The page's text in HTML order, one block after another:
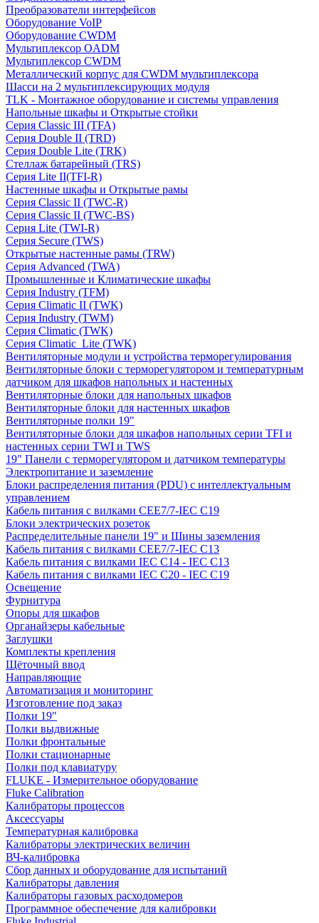
Преобразователи интерфейсов
Оборудование VoIP
Оборудование CWDM
Мультиплекcор OADM
Мультиплексор CWDM
Металлический корпус для CWDM мультиплексора
Шасси на 2 мультиплексирующих модуля
TLK - Монтажное оборудование и системы управления
Напольные шкафы и Открытые стойки
Серия Classic III (TFA)
Серия Double II (TRD)
Серия Double Lite (TRK)
Стеллаж батарейный (TRS)
Серия Lite II(TFI-R)
Настенные шкафы и Открытые рамы
Серия Classic II (TWC-R)
Серия Classic II (TWC-BS)
Серия Lite (TWI-R)
Серия Secure (TWS)
Открытые настенные рамы (TRW)
Серия Advanced (TWA)
Промышленные и Климатические шкафы
Серия Industry (TFM)
Серия Climatic II (TWK)
Серия Industry (TWM)
Серия Climatic (TWK)
Серия Climatic_Lite (TWK)
Вентиляторные модули и устройства терморегулирования
Вентиляторные блоки с терморегулятором и температурным
датчиком для шкафов напольных и настенных
Вентиляторные блоки для напольных шкафов
Вентиляторные блоки для настенных шкафов
Вентиляторные полки 19"
Вентиляторные блоки для шкафов напольных серии TFI и
настенных серии TWI и TWS
19" Панели с терморегулятором и датчиком температуры
Электропитание и заземление
Блоки распределения питания (PDU) с интеллектуальным
управлением
Кабель питания с вилками CEE7/7-IEC C19
Блоки электрических розеток
Распределительные панели 19" и Шины заземления
Кабель питания с вилками CEE7/7-IEC C13
Кабель питания с вилками IEC C14 - IEC C13
Кабель питания с вилками IEC C20 - IEC C19
Освещение
Фурнитура
Опоры для шкафов
Органайзеры кабельные
Заглушки
Комплекты крепления
Щёточный ввод
Направляющие
Автоматизация и мониторинг
Изготовление под заказ
Полки 19"
Полки выдвижные
Полки фронтальные
Полки стационарные
Полки под клавиатуру
FLUKE - Измерительное оборудование
Fluke Calibration
Калибраторы процессов
Аксессуары
Температурная калибровка
Калибраторы электрических величин
ВЧ-калибровка
Сбор данных и оборудование для испытаний
Калибраторы давления
Калибраторы газовых расходомеров
Программное обеспечение для калибровки